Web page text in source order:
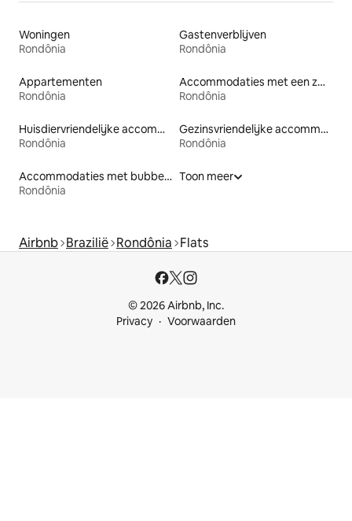
Woningen
Rondônia
Gastenverblijven
Rondônia
Appartementen
Rondônia
Accommodaties met een zwembad
Rondônia
Huisdiervriendelijke accommodaties
Rondônia
Gezinsvriendelijke accommodaties
Rondônia
Accommodaties met bubbelbad
Rondônia
Toon meer
Airbnb Brazilië Rondônia Flats
© 2026 Airbnb, Inc.
Privacy
Voorwaarden